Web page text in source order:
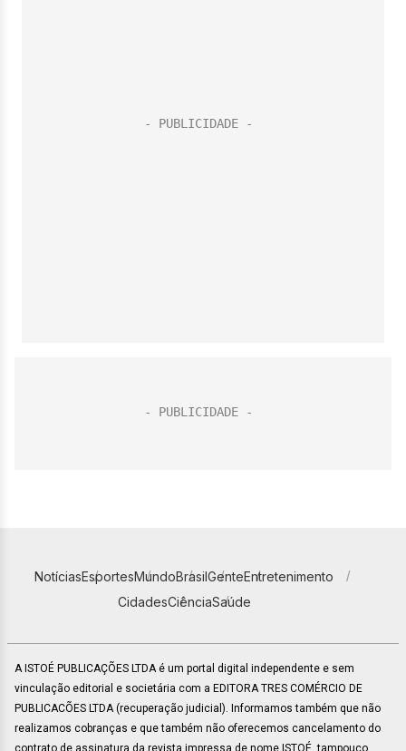
NotíciasEsportesMundoBrasilGenteEntretenimento
CidadesCiênciaSaúde
A ISTOÉ PUBLICAÇÕES LTDA é um portal digital independente e sem
vinculação editorial e societária com a EDITORA TRES COMÉRCIO DE
PUBLICACÕES LTDA (recuperação judicial). Informamos também que não
realizamos cobranças e que também não oferecemos cancelamento do